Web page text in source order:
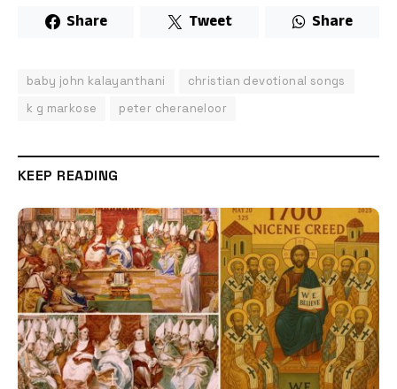
Share Tweet Share
baby john kalayanthani
christian devotional songs
k g markose
peter cheraneloor
KEEP READING